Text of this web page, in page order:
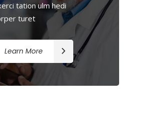
tation ulm hedi
turet
Learn More